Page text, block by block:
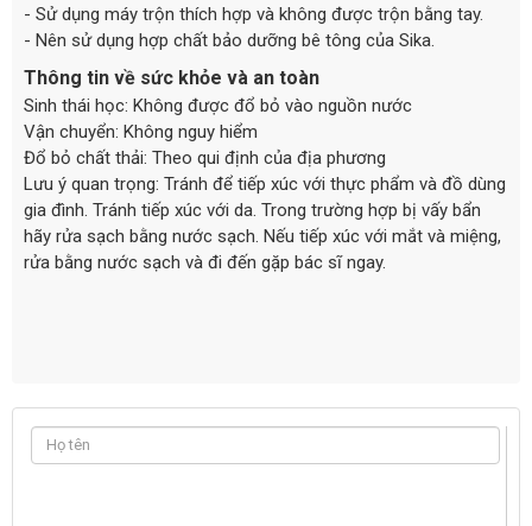
- Sử dụng máy trộn thích hợp và không được trộn bằng tay.
- Nên sử dụng hợp chất bảo dưỡng bê tông của Sika.
Thông tin về sức khỏe và an toàn
Sinh thái học: Không được đổ bỏ vào nguồn nước
Vận chuyển: Không nguy hiểm
Đổ bỏ chất thải: Theo qui định của địa phương
Lưu ý quan trọng: Tránh để tiếp xúc với thực phẩm và đồ dùng
gia đình. Tránh tiếp xúc với da. Trong trường hợp bị vấy bẩn
hãy rửa sạch bằng nước sạch. Nếu tiếp xúc với mắt và miệng,
rửa bằng nước sạch và đi đến gặp bác sĩ ngay.